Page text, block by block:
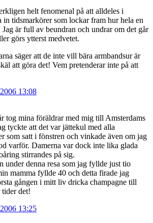
helt fenomenal på att alldeles i
tidsmarkörer som lockar fram hur hela en
är full av beundran och undrar om det går
görs ytterst medvetet.
säger att de inte vill bära armbandsur är
att göra det! Vem pretenderar inte på att
13:08
tog mina föräldrar med mig till Amsterdams
tyckte att det var jättekul med alla
som satt i fönstren och vinkade även om jag
varför. Damerna var dock inte lika glada
stirrandes på sig.
under denna resa som jag fyllde just tio
mamma fyllde 40 och detta firade jag
gången i mitt liv dricka champagne till
det!
13:25